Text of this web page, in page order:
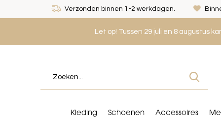
Let op! Tussen 29 juli en 8 augustus
Kleding Schoenen Accessoires
Verzonden binnen 1-2 werkdagen.